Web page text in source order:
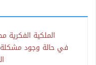
الملكية الفكرية
في حالة وجود مشكلة